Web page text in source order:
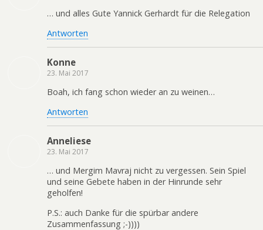
… und alles Gute Yannick Gerhardt für die Relegation
Antworten
Konne
23. Mai 2017
Boah, ich fang schon wieder an zu weinen…
Antworten
Anneliese
23. Mai 2017
… und Mergim Mavraj nicht zu vergessen. Sein Spiel
und seine Gebete haben in der Hinrunde sehr
geholfen!
P.S.: auch Danke für die spürbar andere
Zusammenfassung ;-))))